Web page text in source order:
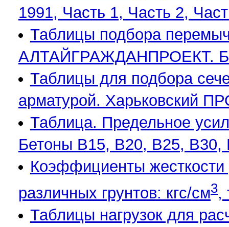
1991, Часть 1, Часть 2,
Таблицы подбора
АЛТАЙГРАЖДАНПРОЕКТ.
Таблицы для подбора
арматурой. Харьковский
Таблица. Предельное
Бетоны В15, В20, В25, В30,
Коэффициенты жесткости
различных грунтов: кгc/см3,
Таблицы нагрузок для